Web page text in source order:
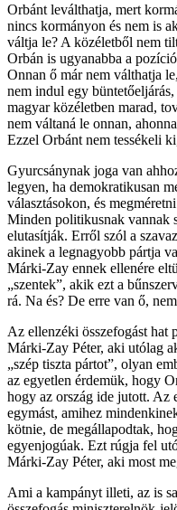
Orbánt leválthatja, mert
nincs kormányon és nem is
váltja le? A közéletből nem
Orbán is ugyanabba a
Onnan ő már nem válthatja
nem indul egy
magyar közéletben marad,
nem váltaná le onnan,
Ezzel Orbánt nem tessékeli
Gyurcsánynak joga van
legyen, ha demokratikusan
választásokon, és
Minden politikusnak vannak
elutasítják. Erről szól a
akinek a legnagyobb pártja
Márki-Zay ennek ellenére
„szentek”, akik ezt a
rá. Na és? De erre van ő,
Az ellenzéki összefogást hat
Márki-Zay Péter, aki utólag
„szép tiszta pártot”, olyan
az egyetlen érdemük, hogy
hogy az ország ide jutott. Az
egymást, amihez
kötnie, de megállapodtak,
egyenjogúak. Ezt rúgja fel
Márki-Zay Péter, aki most
Ami a kampányt illeti, az is